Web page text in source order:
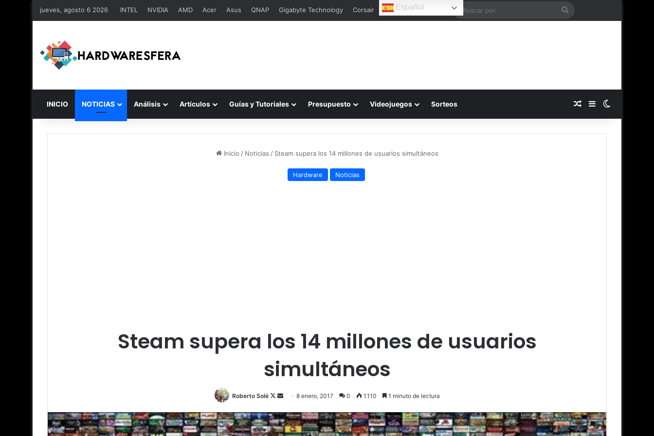
jueves, agosto 6 2026 INTEL NVIDIA AMD Acer Asus QNAP Gigabyte Technology Corsair Español
Buscar
INICIO NOTICIAS Análisis Artículos Guías y Tutoriales Presupuesto Videojuegos Sorteos Publicación al azar
Barra lateral
Inicio / Noticias / Steam supera los 14 millones de usuarios simultáneos
Hardware Noticias
Steam supera los 14 millones de usuarios
simultáneos
Roberto Solé
F
l
l
S
n
d
8 enero, 2017 0 1.110 1 minuto de lectura